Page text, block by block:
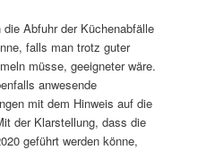
Abfuhr der Küchenabfälle
falls man trotz guter
müsse, geeigneter wäre.
anwesende
mit dem Hinweis auf die
der Klarstellung, dass die
geführt werden könne,